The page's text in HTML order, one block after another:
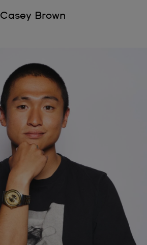
Casey Brown